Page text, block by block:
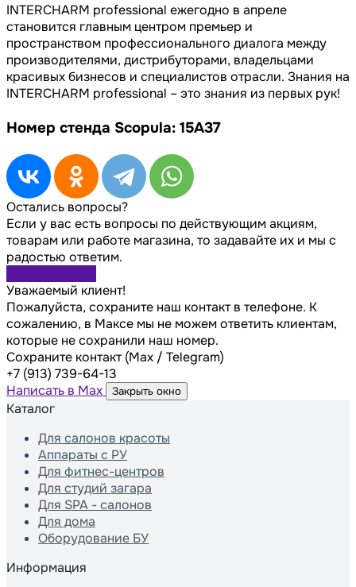
INTERCHARM professional ежегодно в апреле
становится главным центром премьер и
пространством профессионального диалога между
производителями, дистрибуторами, владельцами
красивых бизнесов и специалистов отрасли. Знания на
INTERCHARM professional – это знания из первых рук!
Номер стенда Scopula: 15А37
Остались вопросы?
Если у вас есть вопросы по действующим акциям,
товарам или работе магазина, то задавайте их и мы с
радостью ответим.
Уважаемый клиент!
Пожалуйста, сохраните наш контакт в телефоне. К
сожалению, в Максе мы не можем ответить клиентам,
которые не сохранили наш номер.
Сохраните контакт (Max / Telegram)
+7 (913) 739-64-13
Написать в Max
Закрыть окно
Каталог
Для салонов красоты
Аппараты с РУ
Для фитнес-центров
Для студий загара
Для SPA - салонов
Для дома
Оборудование БУ
Информация